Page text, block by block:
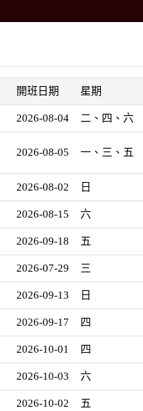
結帳
服
日
精選課程 (
開班日期
2026-09-17
開班日期 星期
2026-08-04 二、四、六
2026-08-05 一、三、五
2026-08-02 日
2026-08-15 六
2026-09-18 五
2026-07-29 三
2026-09-13 日
2026-09-17 四
2026-10-01 四
2026-10-03 六
2026-10-02 五